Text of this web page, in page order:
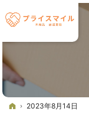
ホーム
2023年8月14日